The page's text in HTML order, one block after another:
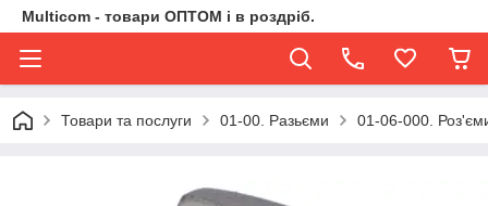
Multicom - товари ОПТОМ і в роздріб.
Товари та послуги 01-00. Разьєми 01-06-000. Роз'єми